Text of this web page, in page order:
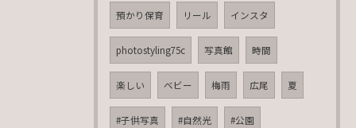
預かり保育 リール インスタ
photostyling75c 写真館 時間
楽しい ベビー 梅雨 広尾 夏
#子供写真 #自然光 #公園